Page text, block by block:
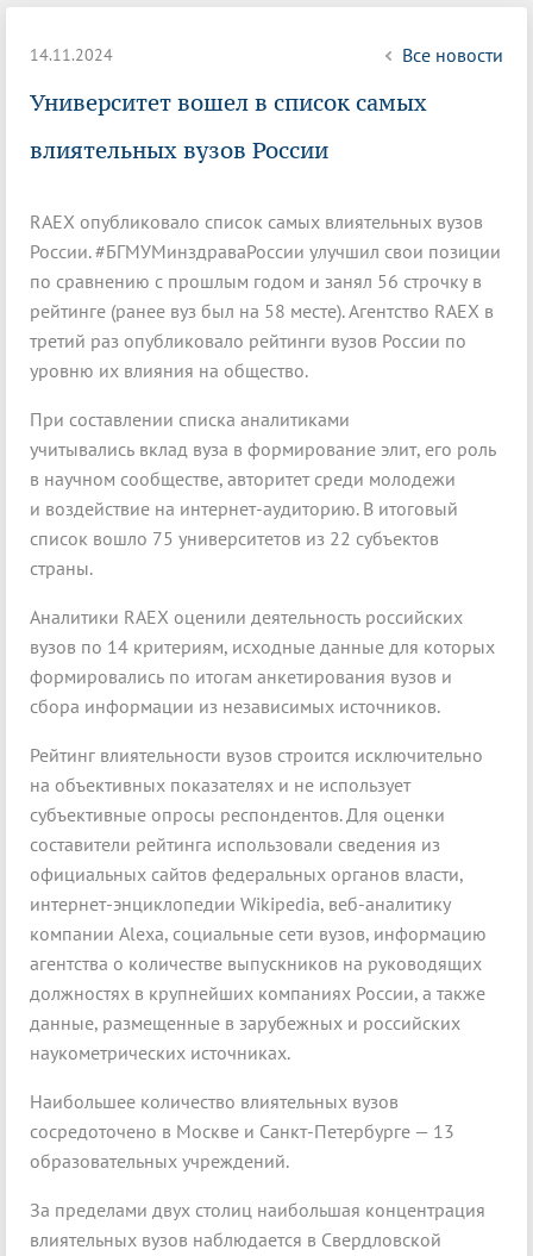
14.11.2024 Все новости
Университет вошел в список самых
влиятельных вузов России
RAEX опубликовало список самых влиятельных вузов
России. #БГМУМинздраваРоссии улучшил свои позиции
по сравнению с прошлым годом и занял 56 строчку в
рейтинге (ранее вуз был на 58 месте). Агентство RAEX в
третий раз опубликовало рейтинги вузов России по
уровню их влияния на общество.
При составлении списка аналитиками
учитывались вклад вуза в формирование элит, его роль
в научном сообществе, авторитет среди молодежи
и воздействие на интернет-аудиторию. В итоговый
список вошло 75 университетов из 22 субъектов
страны.
Аналитики RAEX оценили деятельность российских
вузов по 14 критериям, исходные данные для которых
формировались по итогам анкетирования вузов и
сбора информации из независимых источников.
Рейтинг влиятельности вузов строится исключительно
на объективных показателях и не использует
субъективные опросы респондентов. Для оценки
составители рейтинга использовали сведения из
официальных сайтов федеральных органов власти,
интернет-энциклопедии Wikipedia, веб-аналитику
компании Alexa, социальные сети вузов, информацию
агентства о количестве выпускников на руководящих
должностях в крупнейших компаниях России, а также
данные, размещенные в зарубежных и российских
наукометрических источниках.
Наибольшее количество влиятельных вузов
сосредоточено в Москве и Санкт-Петербурге — 13
образовательных учреждений.
За пределами двух столиц наибольшая концентрация
влиятельных вузов наблюдается в Свердловской